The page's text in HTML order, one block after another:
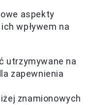
aspekty
wpływem na
utrzymywane na
zapewnienia
znamionowych